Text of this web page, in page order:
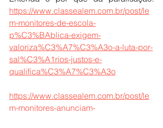
https://www.classealem.com.br/post/le
m-monitores-de-escola-
p%C3%BAblica-exigem-
valoriza%C3%A7%C3%A3o-a-luta-por-
sal%C3%A1rios-justos-e-
qualifica%C3%A7%C3%A3o
https://www.classealem.com.br/post/le
m-monitores-anunciam-